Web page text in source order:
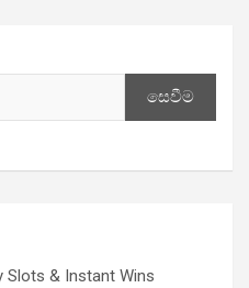
සෙවීම
Slots & Instant Wins